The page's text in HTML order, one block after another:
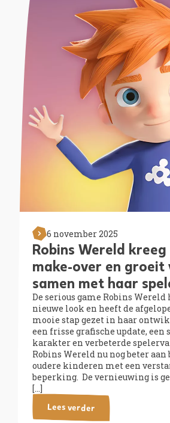
6 november 2025
Robins Wereld kreeg
make-over en groeit
samen met haar
De serious game Robins Wereld
nieuwe look en heeft de
mooie stap gezet in haar
een frisse grafische update, een
karakter en verbeterde
Robins Wereld nu nog beter aan
oudere kinderen met een
beperking. De vernieuwing is
[…]
Lees verder